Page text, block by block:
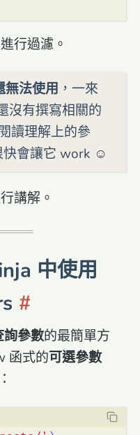
行過濾。
無法使用 ，一來
沒有撰寫相關的
讀理解上的參
快會讓它 work ☺️
講解。
中使用
詢參數的最簡單方
函式的可選參數
：